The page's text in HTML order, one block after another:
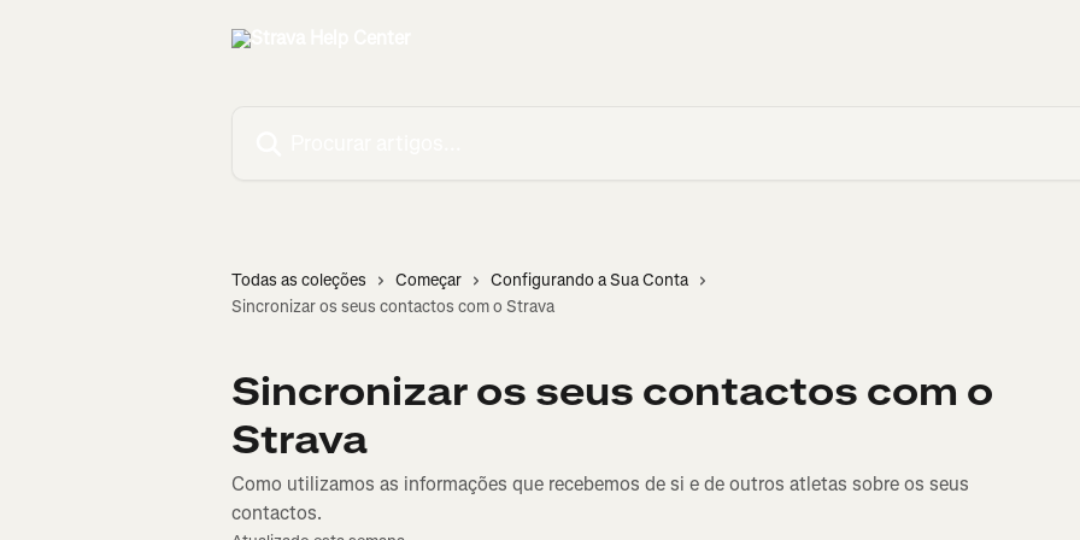
Todas as coleções Começar
Configurando a Sua Conta
Sincronizar os seus contactos com o Strava
Sincronizar os seus contactos com o
Strava
Como utilizamos as informações que recebemos de si e de outros atletas sobre os seus
contactos.